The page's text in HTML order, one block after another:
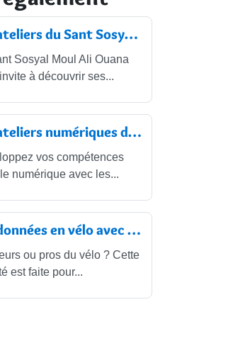
Les ateliers du Sant Sosyal Moul Ali...
Sosyal Moul Ali Ouana
à découvrir ses...
Les ateliers numériques de la Maison...
vos compétences
numérique avec les...
Randonnées en vélo avec le Vélo Club...
ou pros du vélo ? Cette
est faite pour...